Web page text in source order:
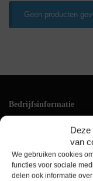
Deze
van
We gebruiken cookies
functies voor sociale
delen ook informatie
Geen producten
Bedrijfsinformatie
+31(0)228 528 161
Elke werkdag
tussen 09:00 & 17:00